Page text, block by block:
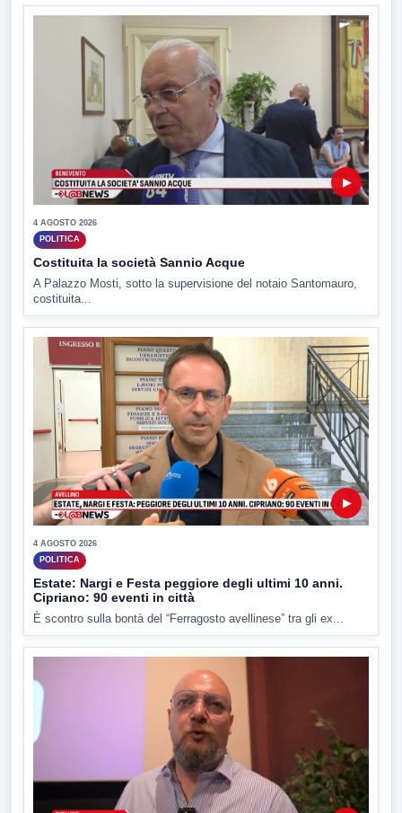
▶
4 AGOSTO 2026
POLITICA
Costituita la società Sannio Acque
A Palazzo Mosti, sotto la supervisione del notaio Santomauro,
costituita...
▶
4 AGOSTO 2026
POLITICA
Estate: Nargi e Festa peggiore degli ultimi 10 anni.
Cipriano: 90 eventi in città
È scontro sulla bontà del “Ferragosto avellinese” tra gli ex...